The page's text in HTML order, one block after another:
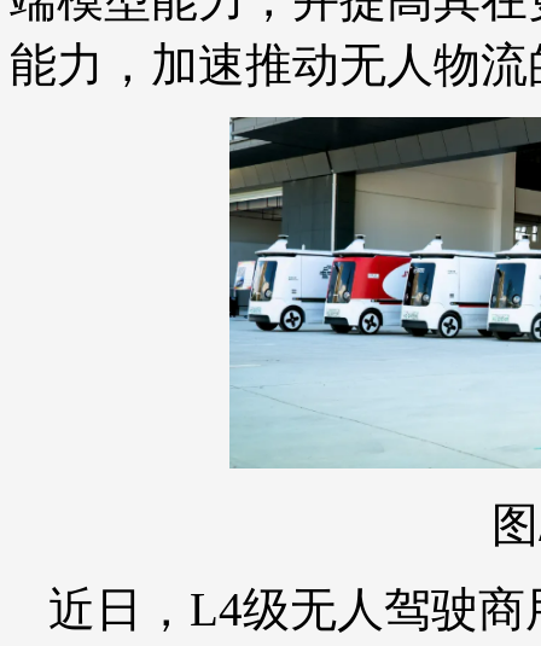
能力，加速推动无人物
近日，L4级无人驾驶